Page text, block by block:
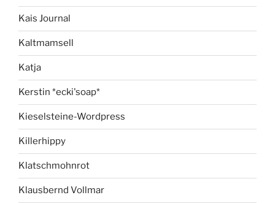
Kais Journal
Kaltmamsell
Katja
Kerstin *ecki'soap*
Kieselsteine-Wordpress
Killerhippy
Klatschmohnrot
Klausbernd Vollmar